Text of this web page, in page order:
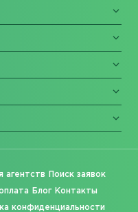
агентств Поиск заявок
Блог Контакты
конфиденциальности